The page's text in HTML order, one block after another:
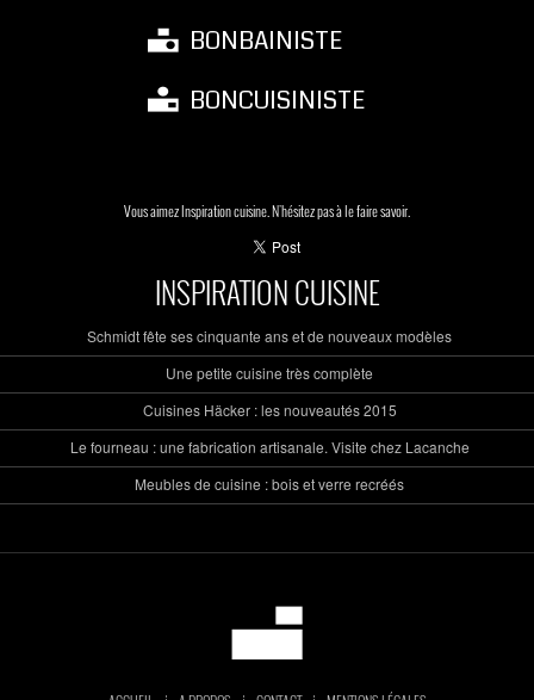
BONBAINISTE
BONCUISINISTE
Vous aimez Inspiration cuisine. N'hésitez pas à le faire savoir.
INSPIRATION CUISINE
Schmidt fête ses cinquante ans et de nouveaux modèles
Une petite cuisine très complète
Cuisines Häcker : les nouveautés 2015
Le fourneau : une fabrication artisanale. Visite chez Lacanche
Meubles de cuisine : bois et verre recréés